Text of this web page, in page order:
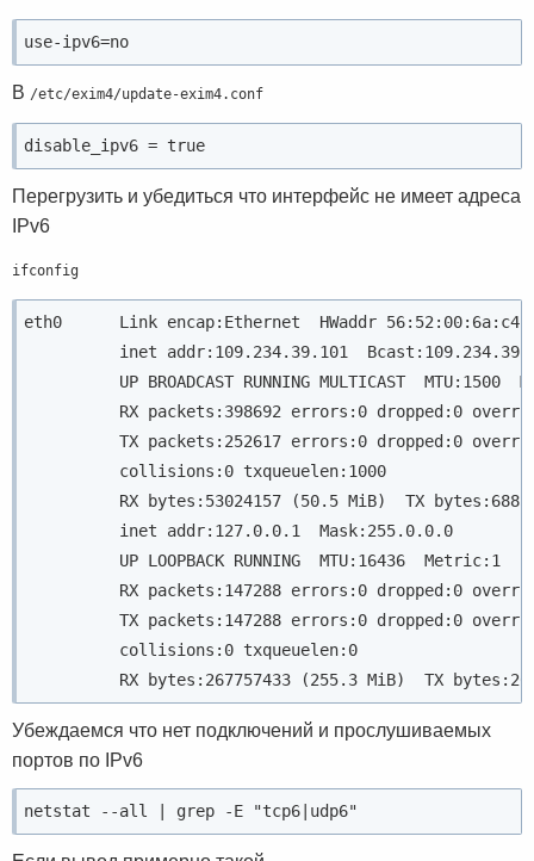
В /etc/exim4/update-exim4.conf
Перегрузить и убедиться что интерфейс не имеет адреса
IPv6
ifconfig
eth0      Link encap:Ethernet  HWaddr
inet addr:109.234.39.101  Bcast:109.234.39.255
UP BROADCAST RUNNING MULTICAST  MTU:1500
RX packets:398692 errors:0 dropped:0
TX packets:252617 errors:0 dropped:0
collisions:0 txqueuelen:1000
RX bytes:53024157 (50.5 MiB)  TX
inet addr:127.0.0.1  Mask:255.0.0.0
UP LOOPBACK RUNNING  MTU:16436  Metric:1
RX packets:147288 errors:0 dropped:0
TX packets:147288 errors:0 dropped:0
collisions:0 txqueuelen:0
Убеждаемся что нет подключений и прослушиваемых
портов по IPv6